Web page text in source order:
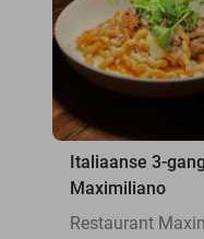
Italiaanse 3-
Maximiliano
Restaurant